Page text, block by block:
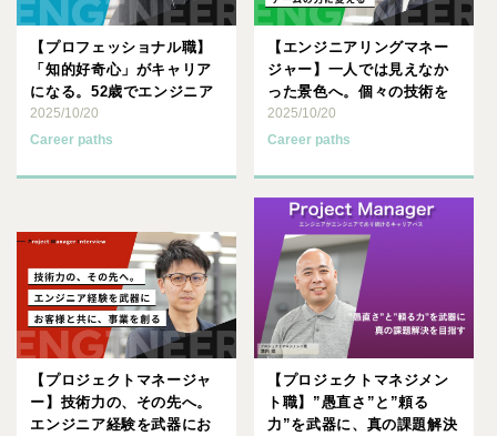
【プロフェッショナル職】
「知的好奇心」がキャリア
になる。52歳でエンジニア
復帰、セキュリティの最前
線･･･
2025/10/20
Career paths
【エンジニアリングマネー
ジャー】一人では見えなか
った景色へ。個々の技術を
束ね、チームの力に変える
2025/10/20
Career paths
【プロジェクトマネージャ
ー】技術力の、その先へ。
エンジニア経験を武器にお
【プロジェクトマネジメン
ト職】”愚直さ”と”頼る
力”を武器に、真の課題解決